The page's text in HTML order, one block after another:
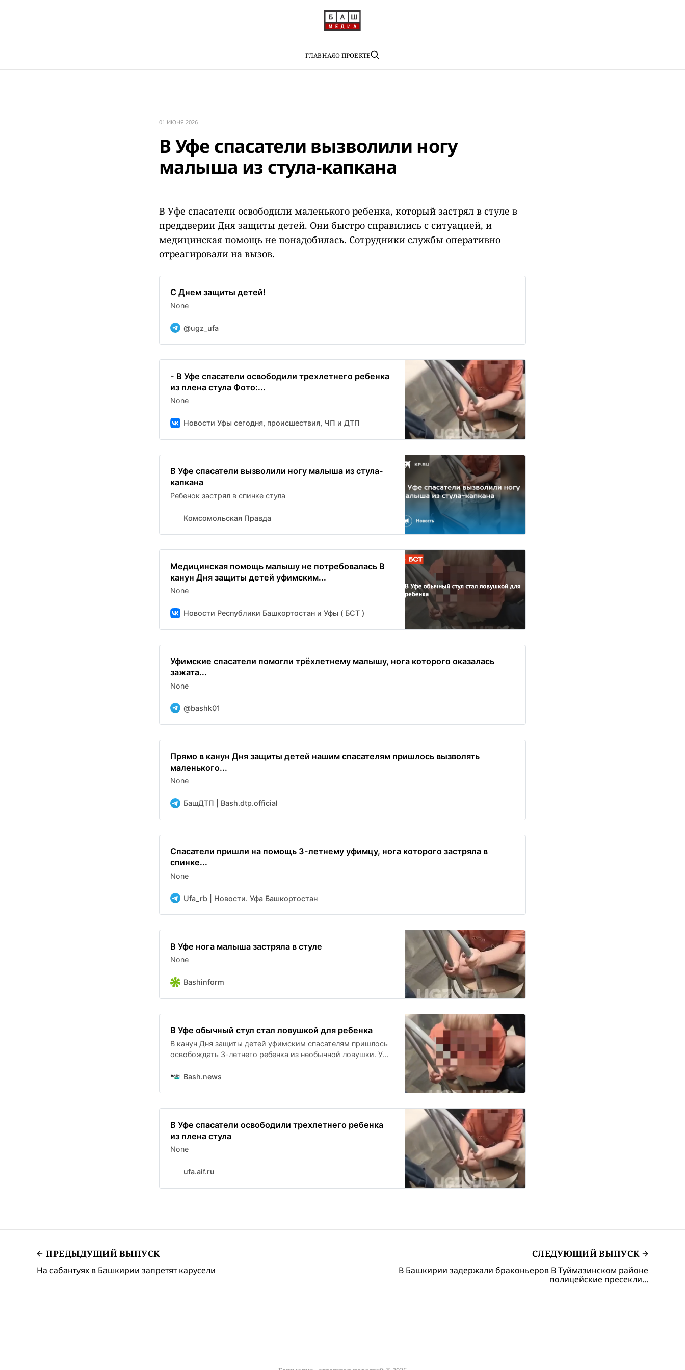
ГЛАВНАЯО ПРОЕКТЕ
01 ИЮНЯ 2026
В Уфе спасатели вызволили ногу
малыша из стула-капкана
В Уфе спасатели освободили маленького ребенка, который застрял в стуле в
преддверии Дня защиты детей. Они быстро справились с ситуацией, и
медицинская помощь не понадобилась. Сотрудники службы оперативно
отреагировали на вызов.
С Днем защиты детей!
None
@ugz_ufa
- В Уфе спасатели освободили трехлетнего ребенка
из плена стула Фото:...
None
Новости Уфы сегодня, происшествия, ЧП и ДТП
В Уфе спасатели вызволили ногу малыша из стула-
капкана
Ребенок застрял в спинке стула
Комсомольская Правда
Медицинская помощь малышу не потребовалась В
канун Дня защиты детей уфимским...
None
Новости Республики Башкортостан и Уфы ( БСТ )
Уфимские спасатели помогли трёхлетнему малышу, нога которого оказалась
зажата...
None
@bashk01
Прямо в канун Дня защиты детей нашим спасателям пришлось вызволять
маленького...
None
БашДТП | Bash.dtp.official
Cпасатели пришли на помощь 3-летнему уфимцу, нога которого застряла в
спинке...
None
Ufa_rb | Новости. Уфа Башкортостан
В Уфе нога малыша застряла в стуле
None
Bashinform
В Уфе обычный стул стал ловушкой для ребенка
В канун Дня защиты детей уфимским спасателям пришлось
освобождать 3-летнего ребенка из необычной ловушки. У
Bash.news
В Уфе спасатели освободили трехлетнего ребенка
из плена стула
None
ufa.aif.ru
ПРЕДЫДУЩИЙ ВЫПУСК
На сабантуях в Башкирии запретят карусели
СЛЕДУЮЩИЙ ВЫПУСК
В Башкирии задержали браконьеров В Туймазинском районе
полицейские пресекли...